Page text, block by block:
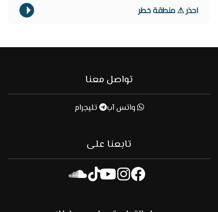
احذر ⚠ منطقة خطر
تواصل معنا
واتس آب تليجرام
تابعنا على